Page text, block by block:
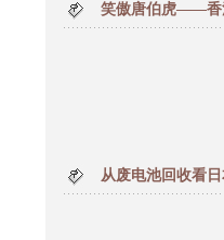
笑傲唐伯虎——香
从废电池回收看